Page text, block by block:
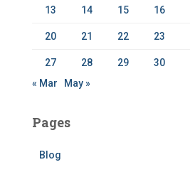
13 14 15 16
20 21 22 23
27 28 29
30
« Mar
May »
Pages
Blog